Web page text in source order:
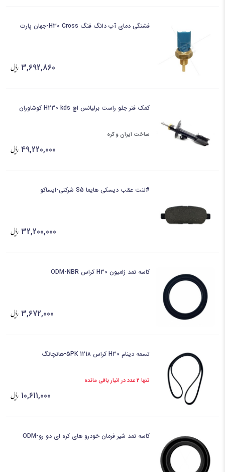
فشنگی دمای آب دانگ فنگ H30 Cross-جهان پارت
3,692,860
کمک فنر جلو راست برلیانس اچ H230 kds کوشاوران
ساخت ایران و کره
49,220,000
#لنت عقب دیسکی هایما S5 شرکتی-ایساکو
32,200,000
کاسه نمد ژامبون H30 کراس ODM-NBR
3,672,000
تسمه دینام H30 کراس 5PK 1218-هانچانگ
تنها 2 عدد در انبار باقی مانده
10,611,000
کاسه نمد شیر فرمان خودرو های کره ای دو رو-ODM